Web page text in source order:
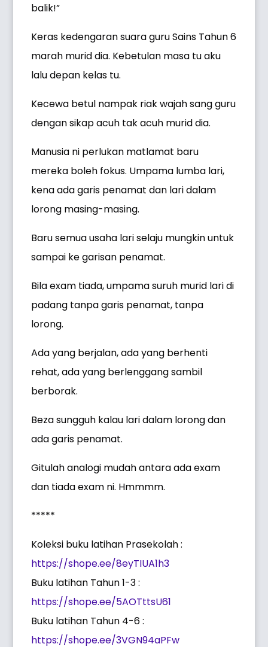
balik!”
Keras kedengaran suara guru Sains Tahun 6
marah murid dia. Kebetulan masa tu aku
lalu depan kelas tu.
Kecewa betul nampak riak wajah sang guru
dengan sikap acuh tak acuh murid dia.
Manusia ni perlukan matlamat baru
mereka boleh fokus. Umpama lumba lari,
kena ada garis penamat dan lari dalam
lorong masing-masing.
Baru semua usaha lari selaju mungkin untuk
sampai ke garisan penamat.
Bila exam tiada, umpama suruh murid lari di
padang tanpa garis penamat, tanpa
lorong.
Ada yang berjalan, ada yang berhenti
rehat, ada yang berlenggang sambil
berborak.
Beza sungguh kalau lari dalam lorong dan
ada garis penamat.
Gitulah analogi mudah antara ada exam
dan tiada exam ni. Hmmmm.
*****
Koleksi buku latihan Prasekolah :
https://shope.ee/8eyTIUA1h3
Buku latihan Tahun 1-3 :
https://shope.ee/5AOTttsU61
Buku latihan Tahun 4-6 :
https://shope.ee/3VGN94aPFw